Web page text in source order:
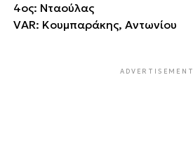
4ος: Νταούλας
VAR: Κουμπαράκης, Αντωνίου
ADVERTISEMENT